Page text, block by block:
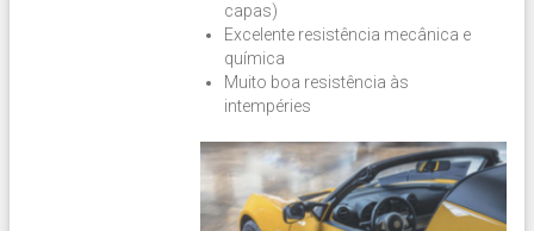
capas)
Excelente resistência mecânica e
química
Muito boa resistência às
intempéries